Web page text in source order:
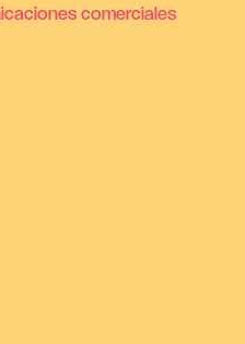
comerciales